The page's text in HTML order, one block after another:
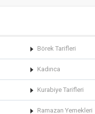
Börek Tarifleri
Kadınca
Kurabiye Tarifleri
Ramazan Yemekleri